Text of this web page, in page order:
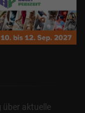
über aktuelle